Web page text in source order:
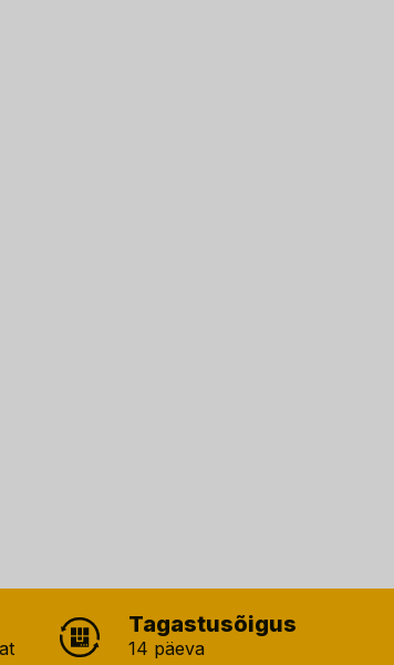
Tagastusõigus
14 päeva